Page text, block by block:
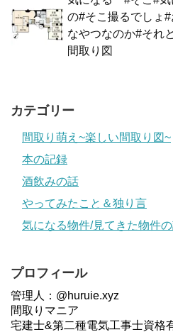
の#そこ撮るでしょ
なやつなのか#それ
間取り図
カテゴリー
間取り萌え~楽しい間取り図~
本の記録
酒飲みの話
やってみたこと＆独り言
気になる物件/見てきた物件
プロフィール
管理人：@huruie.xyz
間取りマニア
宅建士&第二種電気工事士資格